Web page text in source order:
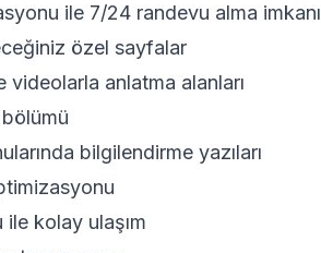
ile 7/24 randevu alma imkanı
özel sayfalar
anlatma alanları
bilgilendirme yazıları
kolay ulaşım